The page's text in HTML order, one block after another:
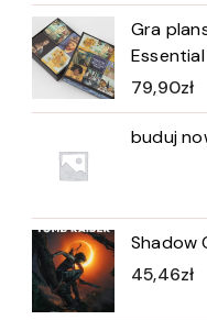
Gra
Essential
79,90zł
buduj
Shadow
45,46zł